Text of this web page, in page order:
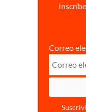
Correo